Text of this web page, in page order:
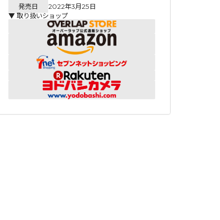
発売日
2022年3月25日
▼ 取り扱いショップ